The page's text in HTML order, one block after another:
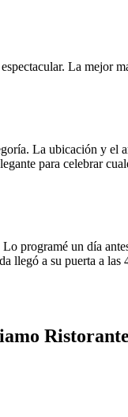
La mejor
La ubicación y
para celebrar
programé un día
llegó a su puerta a